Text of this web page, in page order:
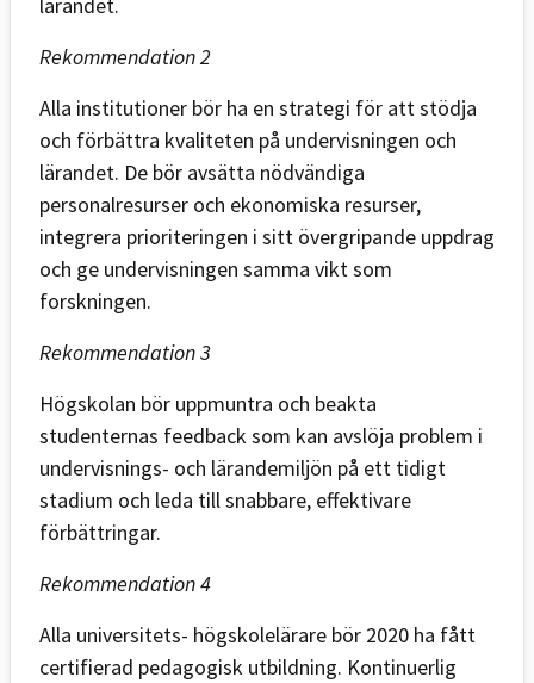
Rekommendation 2
Alla institutioner bör ha en strategi för att stödja
och förbättra kvaliteten på undervisningen och
lärandet. De bör avsätta nödvändiga
personalresurser och ekonomiska resurser,
integrera prioriteringen i sitt övergripande uppdrag
och ge undervisningen samma vikt som
forskningen.
Rekommendation 3
Högskolan bör uppmuntra och beakta
studenternas feedback som kan avslöja problem i
undervisnings- och lärandemiljön på ett tidigt
stadium och leda till snabbare, effektivare
förbättringar.
Rekommendation 4
Alla universitets- högskolelärare bör 2020 ha fått
certifierad pedagogisk utbildning. Kontinuerlig